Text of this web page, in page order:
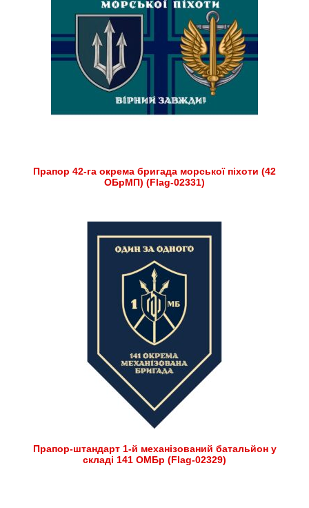
Прапор 42-га окрема бригада морської піхоти (42
ОБрМП) (Flag-02331)
Прапор-штандарт 1-й механізований батальйон у
складі 141 ОМБр (Flag-02329)